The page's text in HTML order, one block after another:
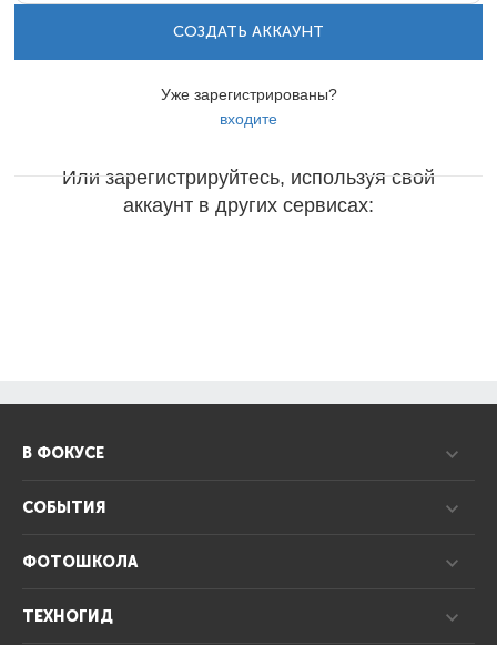
СОЗДАТЬ АККАУНТ
Уже зарегистрированы?
входите
Или зарегистрируйтесь, используя свой
аккаунт в других сервисах:
В ФОКУСЕ
СОБЫТИЯ
ФОТОШКОЛА
ТЕХНОГИД